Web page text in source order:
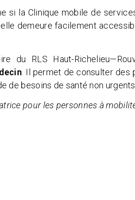
si la Clinique mobile de
demeure facilement
du RLS Haut-
. Il permet de consulter des
de besoins de santé non urgents.
pour les personnes à